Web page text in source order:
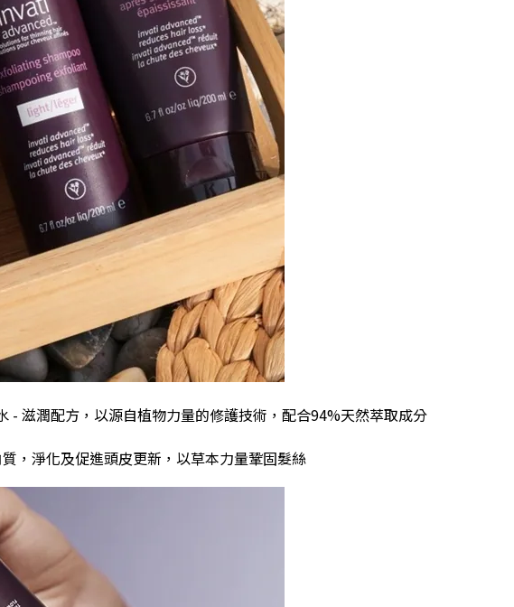
- 滋潤配方 ， 以源自植物力量的修護技術，配合94%天然萃取成分
，淨化及促進頭皮更新，以草本力量鞏固髮絲